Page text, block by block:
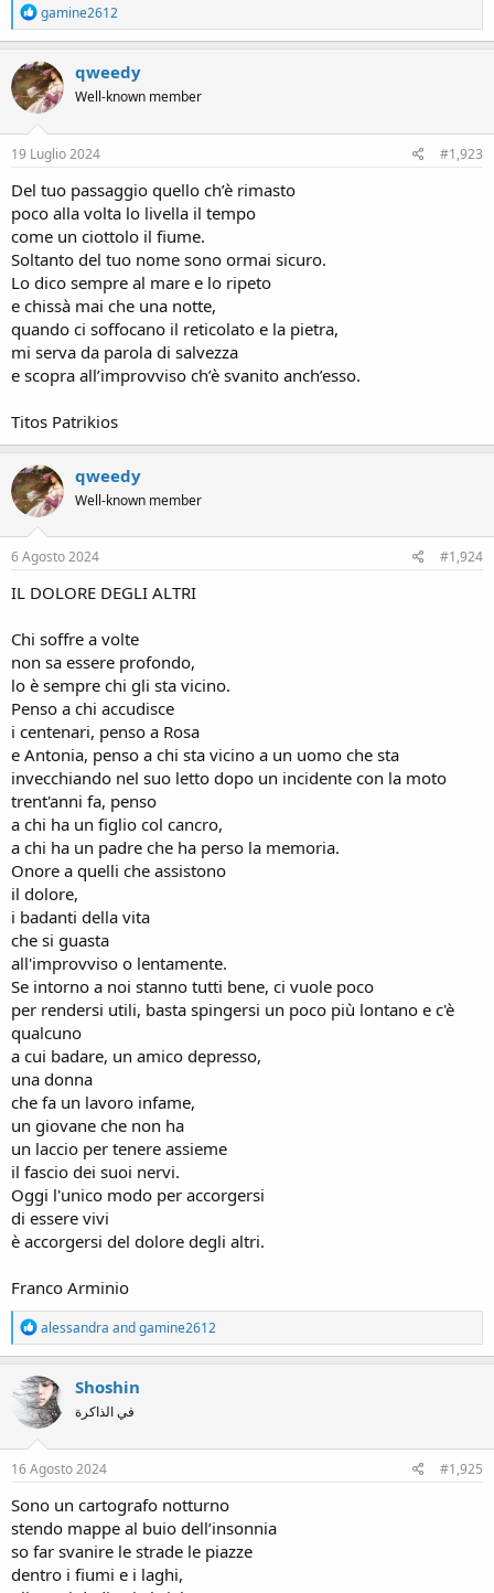
R
e
a
c
t
i
o
n
s
gamine2612
qweedy
Well-known member
19 Luglio 2024 #1,923
Del tuo passaggio quello ch’è rimasto
poco alla volta lo livella il tempo
come un ciottolo il fiume.
Soltanto del tuo nome sono ormai sicuro.
Lo dico sempre al mare e lo ripeto
e chissà mai che una notte,
quando ci soffocano il reticolato e la pietra,
mi serva da parola di salvezza
e scopra all’improvviso ch’è svanito anch’esso.
Titos Patrikios
qweedy
Well-known member
6 Agosto 2024 #1,924
IL DOLORE DEGLI ALTRI
Chi soffre a volte
non sa essere profondo,
lo è sempre chi gli sta vicino.
Penso a chi accudisce
i centenari, penso a Rosa
e Antonia, penso a chi sta vicino a un uomo che sta
invecchiando nel suo letto dopo un incidente con la moto
trent'anni fa, penso
a chi ha un figlio col cancro,
a chi ha un padre che ha perso la memoria.
Onore a quelli che assistono
il dolore,
i badanti della vita
che si guasta
all'improvviso o lentamente.
Se intorno a noi stanno tutti bene, ci vuole poco
per rendersi utili, basta spingersi un poco più lontano e c'è
qualcuno
a cui badare, un amico depresso,
una donna
che fa un lavoro infame,
un giovane che non ha
un laccio per tenere assieme
il fascio dei suoi nervi.
Oggi l'unico modo per accorgersi
di essere vivi
è accorgersi del dolore degli altri.
Franco Arminio
R
e
a
c
t
i
o
n
s
alessandra andgamine2612
Shoshin
في الذاكرة
16 Agosto 2024 #1,925
Sono un cartografo notturno
stendo mappe al buio dell’insonnia
so far svanire le strade le piazze
dentro i fiumi e i laghi,